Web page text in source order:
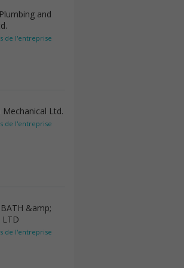
and
de l'entreprise
Mechanical Ltd.
de l'entreprise
BATH &amp;
LTD
de l'entreprise